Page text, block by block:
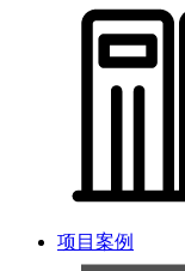
项目案例